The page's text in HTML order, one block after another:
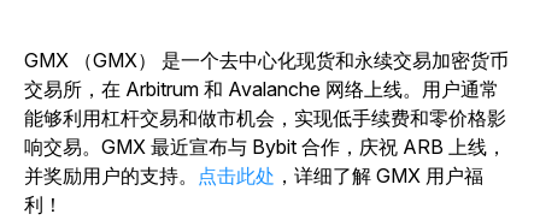
GMX （GMX） 是一个去中心化现货和永续交易加密货币
交易所，在 Arbitrum 和 Avalanche 网络上线。用户通常
能够利用杠杆交易和做市机会，实现低手续费和零价格影
响交易。GMX 最近宣布与 Bybit 合作，庆祝 ARB 上线，
并奖励用户的支持。 点击此处 ，详细了解 GMX 用户福
利！